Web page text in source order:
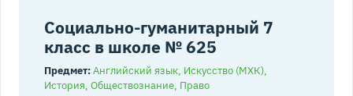
Социально-гуманитарный 7
класс в школе № 625
Предмет:Английский язык, Искусство (МХК),
История, Обществознание, Право